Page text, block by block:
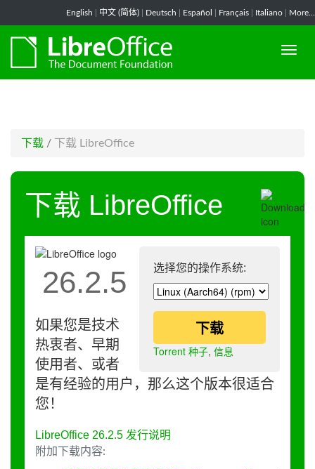
English 中文 (简体) Deutsch Español Français Italiano More...
下载 / 下载 LibreOffice
下载 LibreOffice
选择您的操作系统:
下载
Torrent 种子, 信息
26.2.5
如果您是技术
热衷者、早期
使用者、或者
是有经验的用户，那么这个版本很适合
您！
LibreOffice 26.2.5 发行说明
附加下载内容: